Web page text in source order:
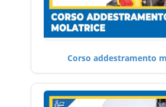
Corso addestramento